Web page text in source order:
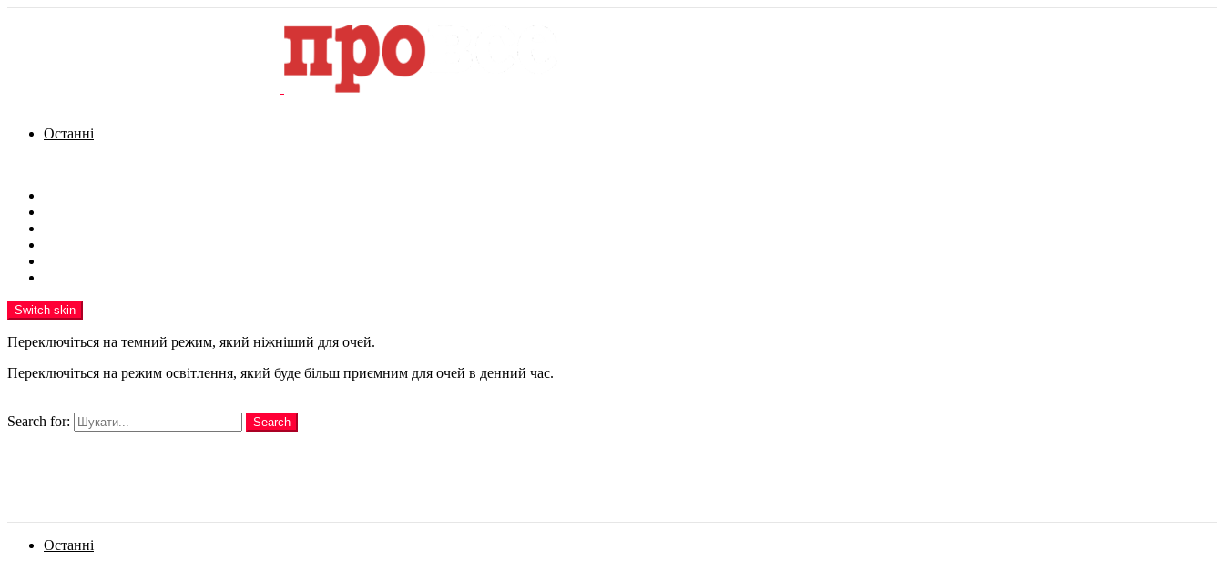
Останні
Switch skin
Переключіться на темний режим, який ніжніший для очей.
Переключіться на режим освітлення, який буде більш приємним для очей в денний час.
Search for:
Search
Останні